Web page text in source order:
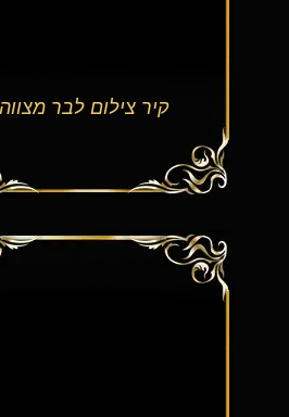
קיר צילום לבר מצווה